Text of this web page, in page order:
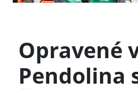
Opravené
Pendolina